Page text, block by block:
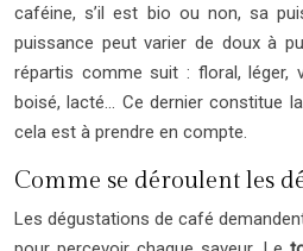
caféine, s’il est bio ou non, sa
puissance peut varier de doux à
répartis comme suit : floral, léger,
boisé, lacté… Ce dernier constitue
cela est à prendre en compte.
Comme se déroulent les
Les dégustations de café